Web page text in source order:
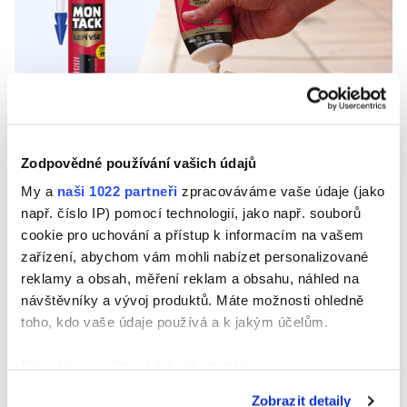
Zodpovědné používání vašich údajů
My a naši 1022 partneři zpracováváme vaše údaje (jako
např. číslo IP) pomocí technologií, jako např. souborů
cookie pro uchování a přístup k informacím na vašem
zařízení, abychom vám mohli nabízet personalizované
reklamy a obsah, měření reklam a obsahu, náhled na
návštěvníky a vývoj produktů. Máte možnosti ohledně
toho, kdo vaše údaje používá a k jakým účelům.
Zobrazit detaily
MONTACK
Montážní páska
Oboustranná lepící páska s OKAMŽITOU POČÁTEČNÍ
PŘILNAVOSTÍ a vysokou konečnou odolností.